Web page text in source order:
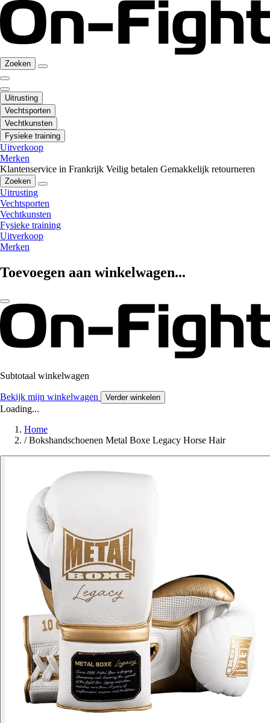
Zoeken
Uitrusting
Vechtsporten
Vechtkunsten
Fysieke training
Uitverkoop
Merken
Klantenservice in Frankrijk Veilig betalen Gemakkelijk retourneren
Zoeken
Uitrusting
Vechtsporten
Vechtkunsten
Fysieke training
Uitverkoop
Merken
Toevoegen aan winkelwagen...
Subtotaal winkelwagen
Bekijk mijn winkelwagen Verder winkelen
Loading...
Home
/ Bokshandschoenen Metal Boxe Legacy Horse Hair